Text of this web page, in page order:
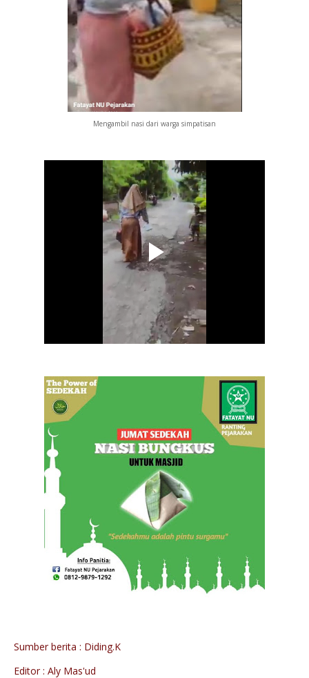
Mengambil nasi dari warga simpatisan
Sumber berita : Diding.K
Editor : Aly Mas'ud